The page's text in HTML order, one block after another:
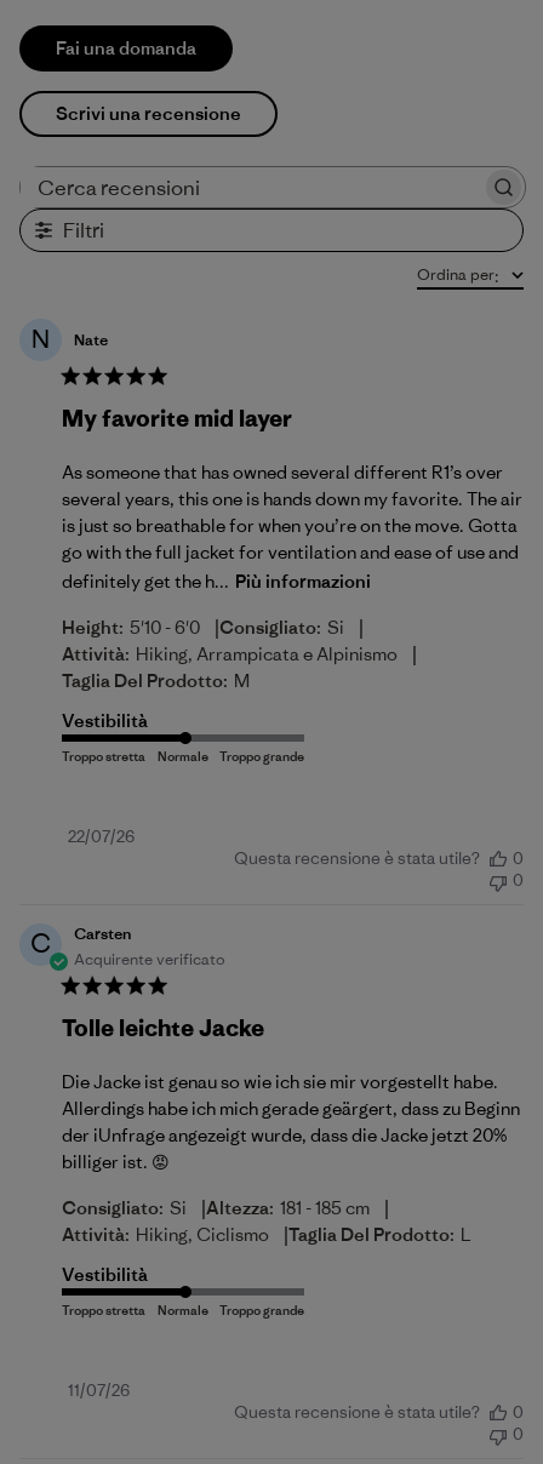
Fai una domanda
Scrivi una recensione
Filtri
Ordina per:
N Nate
My favorite mid layer
As someone that has owned several different R1’s over
several years, this one is hands down my favorite. The air
is just so breathable for when you’re on the move. Gotta
go with the full jacket for ventilation and ease of use and
definitely get the h... Più informazioni
Height: 5'10 - 6'0 |Consigliato: Si |
Attività: Hiking, Arrampicata e Alpinismo |
Taglia Del Prodotto: M
Vestibilità
Data
22/07/26
Questa recensione è stata utile?
0
0
C
Carsten
Acquirente verificato
Tolle leichte Jacke
Die Jacke ist genau so wie ich sie mir vorgestellt habe.
Allerdings habe ich mich gerade geärgert, dass zu Beginn
der iUnfrage angezeigt wurde, dass die Jacke jetzt 20%
billiger ist. 😡
Consigliato: Si |Altezza: 181 - 185 cm |
Attività: Hiking, Ciclismo |Taglia Del Prodotto: L
Vestibilità
Data
11/07/26
Questa recensione è stata utile?
0
0